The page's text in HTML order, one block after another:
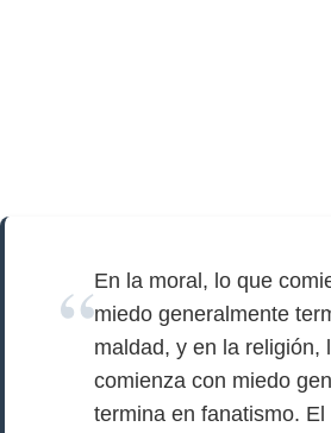
En la moral, lo que
miedo generalmente
maldad, y en la religión,
comienza con miedo
termina en fanatismo. El